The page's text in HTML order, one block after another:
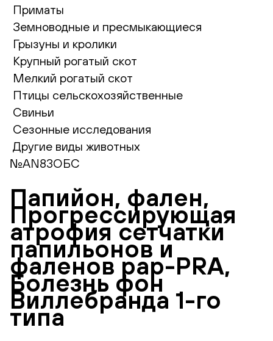
Приматы
Земноводные и пресмыкающиеся
Грызуны и кролики
Крупный рогатый скот
Мелкий рогатый скот
Птицы сельскохозяйственные
Свиньи
Сезонные исследования
Другие виды животных
№AN83ОБС
Папийон, фален,
Прогрессирующая
атрофия сетчатки
папильонов и
фаленов pap-PRA,
Болезнь фон
Виллебранда 1-го
типа